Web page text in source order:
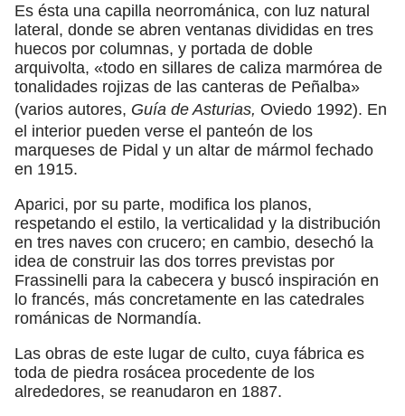
Es ésta una capilla neorrománica, con luz natural
lateral, donde se abren ventanas divididas en tres
huecos por columnas, y portada de doble
arquivolta, «todo en sillares de caliza marmórea de
tonalidades rojizas de las canteras de Peñalba»
(varios autores, Guía de Asturias, Oviedo 1992). En
el interior pueden verse el panteón de los
marqueses de Pidal y un altar de mármol fechado
en 1915.
Aparici, por su parte, modifica los planos,
respetando el estilo, la verticalidad y la distribución
en tres naves con crucero; en cambio, desechó la
idea de construir las dos torres previstas por
Frassinelli para la cabecera y buscó inspiración en
lo francés, más concretamente en las catedrales
románicas de Normandía.
Las obras de este lugar de culto, cuya fábrica es
toda de piedra rosácea procedente de los
alrededores, se reanudaron en 1887.